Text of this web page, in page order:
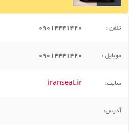
تلفن : 09014441420
موبایل : 09014441420
سایت: iranseat.ir
آدرس: